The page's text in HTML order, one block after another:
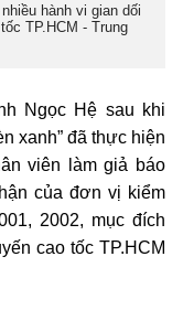
hành vi gian dối
TP.HCM - Trung
Ngọc Hệ sau khi
xanh” đã thực hiện
viên làm giả báo
của đơn vị kiểm
2002, mục đích
cao tốc TP.HCM